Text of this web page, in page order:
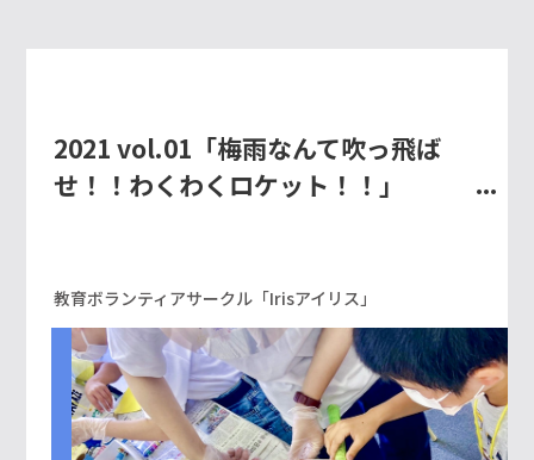
2021 vol.01「梅雨なんて吹っ飛ば
せ！！わくわくロケット！！」
教育ボランティアサークル「Irisアイリス」